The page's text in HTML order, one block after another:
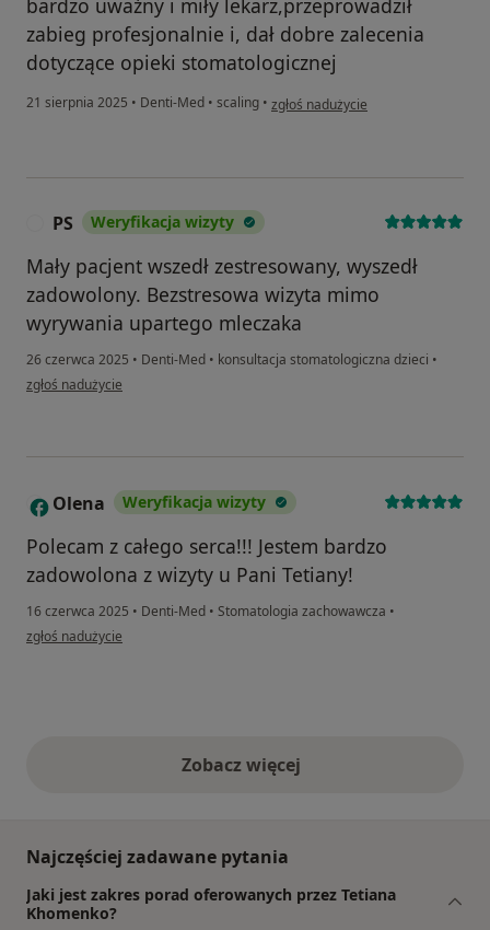
bardzo uważny i miły lekarz,przeprowadził
zabieg profesjonalnie i, dał dobre zalecenia
dotyczące opieki stomatologicznej
21 sierpnia 2025 • Denti-Med • scaling • w opinii użytkownika Alona
zgłoś nadużycie
PS Weryfikacja wizyty
Mały pacjent wszedł zestresowany, wyszedł
zadowolony. Bezstresowa wizyta mimo
wyrywania upartego mleczaka
26 czerwca 2025 • Denti-Med • konsultacja stomatologiczna dzieci •
w opinii użytkownika PS
zgłoś nadużycie
O Olena Weryfikacja wizyty
Polecam z całego serca!!! Jestem bardzo
zadowolona z wizyty u Pani Tetiany!
16 czerwca 2025 • Denti-Med • Stomatologia zachowawcza •
w opinii użytkownika Olena
zgłoś nadużycie
Zobacz więcejopinie powyżej
Najczęściej zadawane pytania
Jaki jest zakres porad oferowanych przez Tetiana
Khomenko?